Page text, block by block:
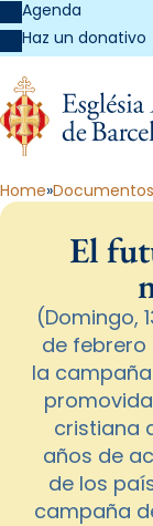
Agenda
Haz un donativo
Home Documentos
El
(Domingo,
de febrero
la
promovida
cristiana
años de
de los
campaña